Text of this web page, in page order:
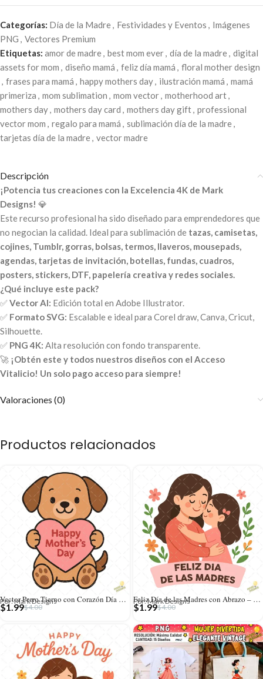
Categorías: Día de la Madre, Festividades y Eventos , Imágenes
PNG , Vectores Premium
Etiquetas: amor de madre, best mom ever, día de la madre, digital
assets for mom , diseño mamá , feliz día mamá , floral mother design
, frases para mamá , happy mothers day, ilustración mamá , mamá
primeriza , mom sublimation , mom vector, motherhood art,
mothers day, mothers day card , mothers day gift, professional
vector mom , regalo para mamá , sublimación día de la madre,
tarjetas día de la madre, vector madre
Descripción
¡Potencia tus creaciones con la Excelencia 4K de Mark
Designs! 💎
Este recurso profesional ha sido diseñado para emprendedores que
no negocian la calidad. Ideal para sublimación de tazas, camisetas,
cojines, Tumblr, gorras, bolsas, termos, llaveros, mousepads,
agendas, tarjetas de invitación, botellas, fundas, cuadros,
posters, stickers, DTF, papelería creativa y redes sociales.
¿Qué incluye este pack?
✅Vector AI: Edición total en Adobe Illustrator.
✅ Formato SVG: Escalable e ideal para Corel draw, Canva, Cricut,
Silhouette.
✅ PNG 4K: Alta resolución con fondo transparente.
🚀 ¡Obtén este y todos nuestros diseños con el Acceso
Vitalicio! Un solo pago acceso para siempre!
Valoraciones (0)
Productos relacionados
Vector Perro Tierno con Corazón Día de la Madre – Ilustración 4K para Stickers
Por: Mark Designs
$4.00
$1.99
Feliz Día de las Madres con Abrazo – Diseño Vectorial y PNG 4K
Por: Mark Designs
$4.00
$1.99